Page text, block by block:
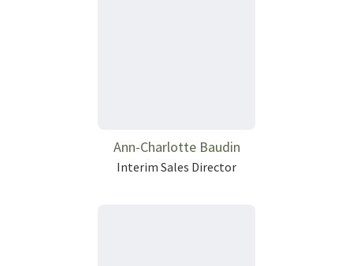
Ann-Charlotte Baudin
Interim Sales Director